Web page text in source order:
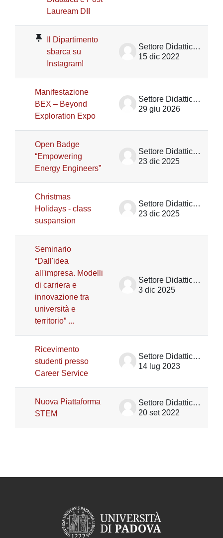
Lauream DII
Il Dipartimento
sbarca su
Instagram!
Settore Didattica DII
15 dic 2022
Manifestazione
BEX – Beyond
Exploration Expo
Settore Didattica DII
29 giu 2026
Open Badge
“Empowering
Energy Engineers”
Settore Didattica DII
23 dic 2025
Christmas
Holidays - class
suspansion
Settore Didattica DII
23 dic 2025
Seminario
“Dall'idea
all'impresa. Modelli
di carriera e
innovazione tra
università e
territorio” ...
Settore Didattica DII
3 dic 2025
Ricevimento
studenti presso
Career Service
Settore Didattica DII
14 lug 2023
Nuova Piattaforma
STEM
Settore Didattica DII
20 set 2022